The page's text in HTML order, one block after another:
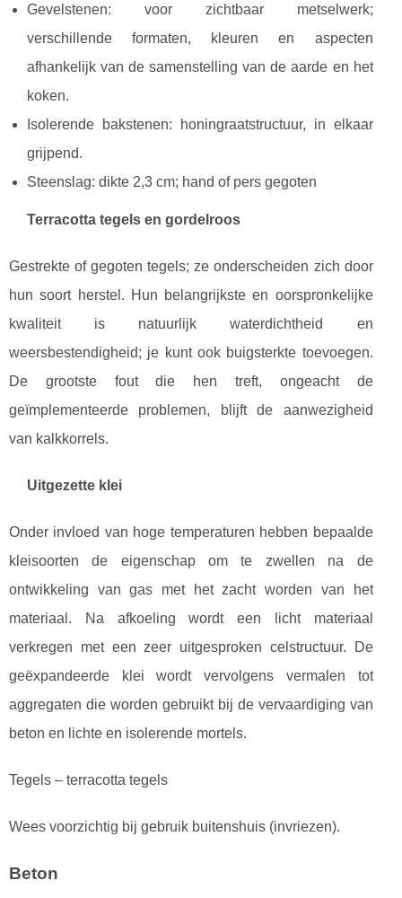
Gevelstenen: voor zichtbaar metselwerk;
verschillende formaten, kleuren en aspecten
afhankelijk van de samenstelling van de aarde en het
koken.
Isolerende bakstenen: honingraatstructuur, in elkaar
grijpend.
Steenslag: dikte 2,3 cm; hand of pers gegoten
Terracotta tegels en gordelroos
Gestrekte of gegoten tegels; ze onderscheiden zich door
hun soort herstel. Hun belangrijkste en oorspronkelijke
kwaliteit is natuurlijk waterdichtheid en
weersbestendigheid; je kunt ook buigsterkte toevoegen.
De grootste fout die hen treft, ongeacht de
geïmplementeerde problemen, blijft de aanwezigheid
van kalkkorrels.
Uitgezette klei
Onder invloed van hoge temperaturen hebben bepaalde
kleisoorten de eigenschap om te zwellen na de
ontwikkeling van gas met het zacht worden van het
materiaal. Na afkoeling wordt een licht materiaal
verkregen met een zeer uitgesproken celstructuur. De
geëxpandeerde klei wordt vervolgens vermalen tot
aggregaten die worden gebruikt bij de vervaardiging van
beton en lichte en isolerende mortels.
Tegels – terracotta tegels
Wees voorzichtig bij gebruik buitenshuis (invriezen).
Beton